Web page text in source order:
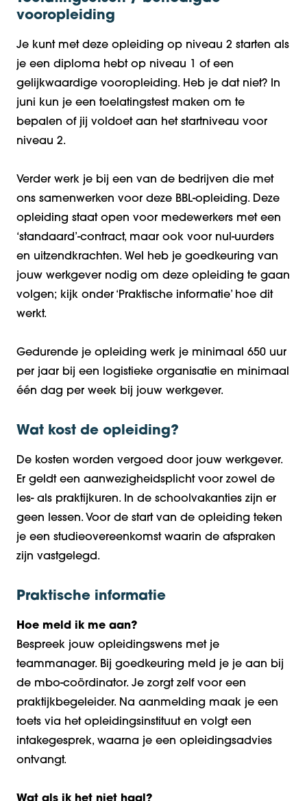
vooropleiding
Je kunt met deze opleiding op niveau 2 starten als
je een diploma hebt op niveau 1 of een
gelijkwaardige vooropleiding. Heb je dat niet? In
juni kun je een toelatingstest maken om te
bepalen of jij voldoet aan het startniveau voor
niveau 2.
Verder werk je bij een van de bedrijven die met
ons samenwerken voor deze BBL-opleiding. Deze
opleiding staat open voor medewerkers met een
‘standaard’-contract, maar ook voor nul-uurders
en uitzendkrachten. Wel heb je goedkeuring van
jouw werkgever nodig om deze opleiding te gaan
volgen; kijk onder ‘Praktische informatie’ hoe dit
werkt.
Gedurende je opleiding werk je minimaal 650 uur
per jaar bij een logistieke organisatie en minimaal
één dag per week bij jouw werkgever.
Wat kost de opleiding?
De kosten worden vergoed door jouw werkgever.
Er geldt een aanwezigheidsplicht voor zowel de
les- als praktijkuren. In de schoolvakanties zijn er
geen lessen. Voor de start van de opleiding teken
je een studieovereenkomst waarin de afspraken
zijn vastgelegd.
Praktische informatie
Hoe meld ik me aan?
Bespreek jouw opleidingswens met je
teammanager. Bij goedkeuring meld je je aan bij
de mbo-coördinator. Je zorgt zelf voor een
praktijkbegeleider. Na aanmelding maak je een
toets via het opleidingsinstituut en volgt een
intakegesprek, waarna je een opleidingsadvies
ontvangt.
Wat als ik het niet haal?